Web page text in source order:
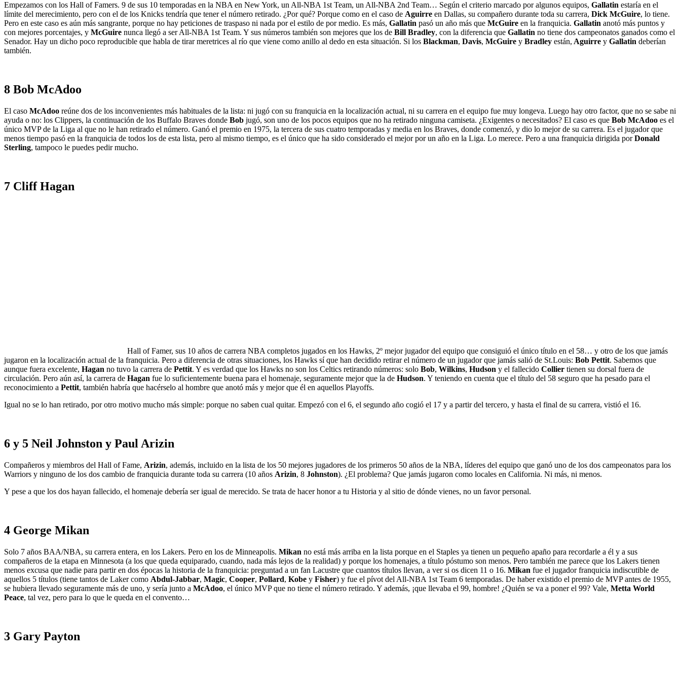
Empezamos con los Hall of Famers. 9 de sus 10 temporadas en la NBA en New York, un All-NBA 1st Team, un All-NBA 2nd Team… Según el criterio marcado por algunos equipos, Gallatin estaría en el
límite del merecimiento, pero con el de los Knicks tendría que tener el número retirado. ¿Por qué? Porque como en el caso de Aguirre en Dallas, su compañero durante toda su carrera, Dick McGuire, lo tiene.
Pero en este caso es aún más sangrante, porque no hay peticiones de traspaso ni nada por el estilo de por medio. Es más, Gallatin pasó un año más que McGuire en la franquicia. Gallatin anotó más puntos y
con mejores porcentajes, y McGuire nunca llegó a ser All-NBA 1st Team. Y sus números también son mejores que los de Bill Bradley, con la diferencia que Gallatin no tiene dos campeonatos ganados como el
Senador. Hay un dicho poco reproducible que habla de tirar meretrices al río que viene como anillo al dedo en esta situación. Si los Blackman, Davis, McGuire y Bradley están, Aguirre y Gallatin deberían
también.
8 Bob McAdoo
El caso McAdoo reúne dos de los inconvenientes más habituales de la lista: ni jugó con su franquicia en la localización actual, ni su carrera en el equipo fue muy longeva. Luego hay otro factor, que no se sabe ni
ayuda o no: los Clippers, la continuación de los Buffalo Braves donde Bob jugó, son uno de los pocos equipos que no ha retirado ninguna camiseta. ¿Exigentes o necesitados? El caso es que Bob McAdoo es el
único MVP de la Liga al que no le han retirado el número. Ganó el premio en 1975, la tercera de sus cuatro temporadas y media en los Braves, donde comenzó, y dio lo mejor de su carrera. Es el jugador que
menos tiempo pasó en la franquicia de todos los de esta lista, pero al mismo tiempo, es el único que ha sido considerado el mejor por un año en la Liga. Lo merece. Pero a una franquicia dirigida porDonald
Sterling, tampoco le puedes pedir mucho.
7 Cliff Hagan
Hall of Famer, sus 10 años de carrera NBA completos jugados en los Hawks, 2º mejor jugador del equipo que consiguió el único título en el 58… y otro de los que jamás
jugaron en la localización actual de la franquicia. Pero a diferencia de otras situaciones, los Hawks sí que han decidido retirar el número de un jugador que jamás salió de St.Louis: Bob Pettit. Sabemos que
aunque fuera excelente, Hagan no tuvo la carrera de Pettit. Y es verdad que los Hawks no son los Celtics retirando números: solo Bob, Wilkins, Hudson y el fallecido Collier tienen su dorsal fuera de
circulación. Pero aún así, la carrera de Hagan fue lo suficientemente buena para el homenaje, seguramente mejor que la de Hudson. Y teniendo en cuenta que el título del 58 seguro que ha pesado para el
reconocimiento a Pettit, también habría que hacérselo al hombre que anotó más y mejor que él en aquellos Playoffs.
Igual no se lo han retirado, por otro motivo mucho más simple: porque no saben cual quitar. Empezó con el 6, el segundo año cogió el 17 y a partir del tercero, y hasta el final de su carrera, vistió el 16.
6 y 5 Neil Johnston y Paul Arizin
Compañeros y miembros del Hall of Fame, Arizin, además, incluido en la lista de los 50 mejores jugadores de los primeros 50 años de la NBA, líderes del equipo que ganó uno de los dos campeonatos para los
Warriors y ninguno de los dos cambio de franquicia durante toda su carrera (10 años Arizin, 8 Johnston). ¿El problema? Que jamás jugaron como locales en California. Ni más, ni menos.
Y pese a que los dos hayan fallecido, el homenaje debería ser igual de merecido. Se trata de hacer honor a tu Historia y al sitio de dónde vienes, no un favor personal.
4 George Mikan
Solo 7 años BAA/NBA, su carrera entera, en los Lakers. Pero en los de Minneapolis. Mikan no está más arriba en la lista porque en el Staples ya tienen un pequeño apaño para recordarle a él y a sus
compañeros de la etapa en Minnesota (a los que queda equiparado, cuando, nada más lejos de la realidad) y porque los homenajes, a título póstumo son menos. Pero también me parece que los Lakers tienen
menos excusa que nadie para partir en dos épocas la historia de la franquicia: preguntad a un fan Lacustre que cuantos títulos llevan, a ver si os dicen 11 o 16. Mikan fue el jugador franquicia indiscutible de
aquellos 5 títulos (tiene tantos de Laker como Abdul-Jabbar, Magic, Cooper, Pollard, Kobe y Fisher) y fue el pívot del All-NBA 1st Team 6 temporadas. De haber existido el premio de MVP antes de 1955,
se hubiera llevado seguramente más de uno, y sería junto a McAdoo, el único MVP que no tiene el número retirado. Y además, ¡que llevaba el 99, hombre! ¿Quién se va a poner el 99? Vale, Metta World
Peace, tal vez, pero para lo que le queda en el convento…
3 Gary Payton